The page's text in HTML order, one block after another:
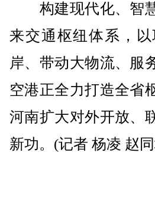
构建现代化、智慧
来交通枢纽体系，
岸、带动大物流、服
空港正全力打造全省
河南扩大对外开放、
新功。(记者 杨凌 赵